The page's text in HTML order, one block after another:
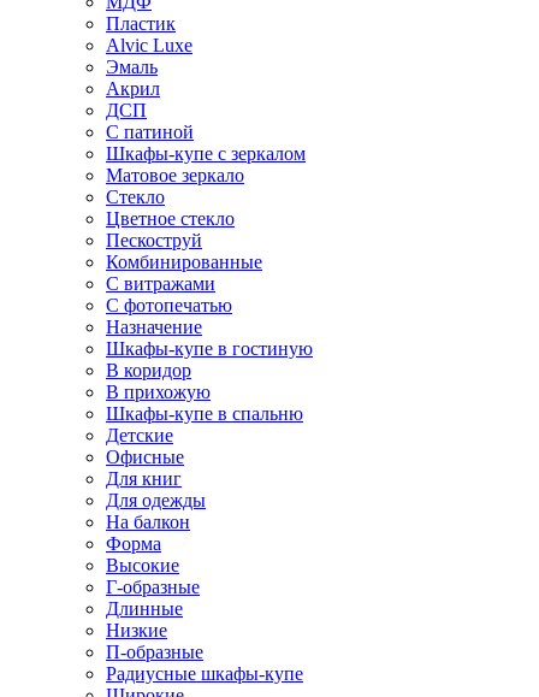
Пластик
Alvic Luxe
Эмаль
Акрил
ДСП
С патиной
Шкафы-купе с зеркалом
Матовое зеркало
Стекло
Цветное стекло
Пескоструй
Комбинированные
С витражами
С фотопечатью
Назначение
Шкафы-купе в гостиную
В коридор
В прихожую
Шкафы-купе в спальню
Детские
Офисные
Для книг
Для одежды
На балкон
Форма
Высокие
Г-образные
Длинные
Низкие
П-образные
Радиусные шкафы-купе